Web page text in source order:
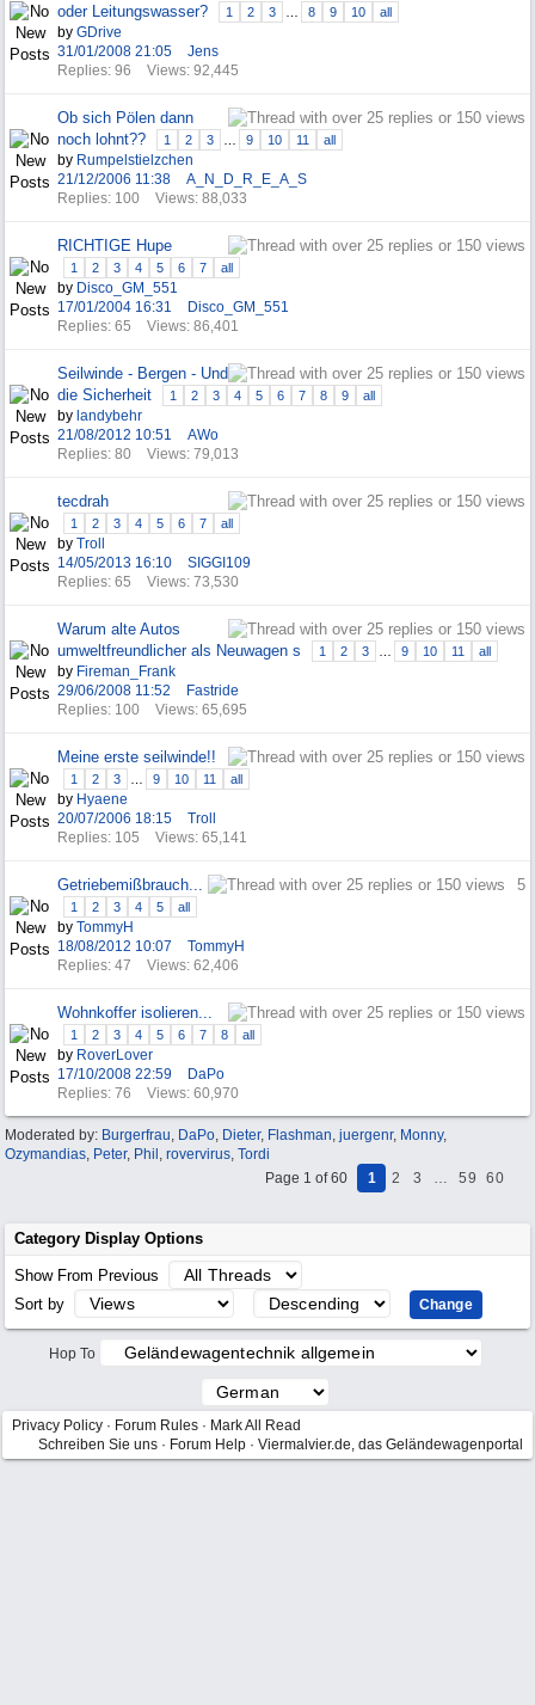
oder Leitungswasser?
1 2 3 8 9 10 all
by GDrive
31/01/2008 21:05
Jens
Replies: 96
Views: 92,445
Ob sich Pölen dann
noch lohnt??
1 2 3 9 10 11 all
by Rumpelstielzchen
21/12/2006 11:38
A_N_D_R_E_A_S
Replies: 100
Views: 88,033
RICHTIGE Hupe
1 2 3 4 5 6 7 all
by Disco_GM_551
17/01/2004 16:31
Disco_GM_551
Replies: 65
Views: 86,401
Seilwinde - Bergen - Und
die Sicherheit
1 2 3 4 5 6 7 8 9 all
by landybehr
21/08/2012 10:51
AWo
Replies: 80
Views: 79,013
tecdrah
1 2 3 4 5 6 7 all
by Troll
14/05/2013 16:10
SIGGI109
Replies: 65
Views: 73,530
Warum alte Autos
umweltfreundlicher als Neuwagen s
1 2 3 9 10 11 all
by Fireman_Frank
29/06/2008 11:52
Fastride
Replies: 100
Views: 65,695
Meine erste seilwinde!!
1 2 3 9 10 11 all
by Hyaene
20/07/2006 18:15
Troll
Replies: 105
Views: 65,141
5
Getriebemißbrauch...
1 2 3 4 5 all
by TommyH
18/08/2012 10:07
TommyH
Replies: 47
Views: 62,406
Wohnkoffer isolieren...
1 2 3 4 5 6 7 8 all
by RoverLover
17/10/2008 22:59
DaPo
Replies: 76
Views: 60,970
Moderated by: Burgerfrau, DaPo, Dieter, Flashman, juergenr, Monny,
Ozymandias, Peter, Phil , rovervirus, Tordi
Page 1 of 60
1 2 3 … 59 60
Category Display Options
Show From Previous
Sort by
Hop To
Privacy Policy · Forum Rules · Mark All Read
Schreiben Sie uns · Forum Help · Viermalvier.de, das Geländewagenportal